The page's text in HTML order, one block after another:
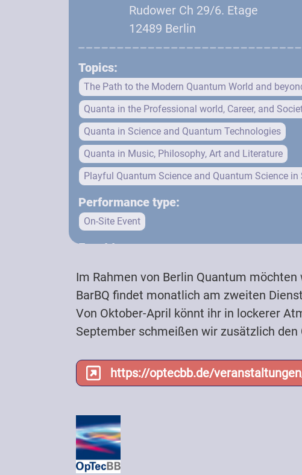
Rudower Ch 29/6. Etage
12489 Berlin
Topics:
The Path to the Modern Quantum World and
Quanta in the Professional world, Career, and
Quanta in Science and Quantum Technologies
Quanta in Music, Philosophy, Art and Literature
Playful Quantum Science and Quantum Science in
Performance type:
On-Site Event
Event type:
Target groups:
Public Adult Youth Teachers (University)
Physics-Interested
Physicists / Scientists
Im Rahmen von Berlin Quantum
BarBQ findet monatlich am zweiten
Von Oktober-April könnt ihr in lockerer
September schmeißen wir zusätzlich den
https://optecbb.de/